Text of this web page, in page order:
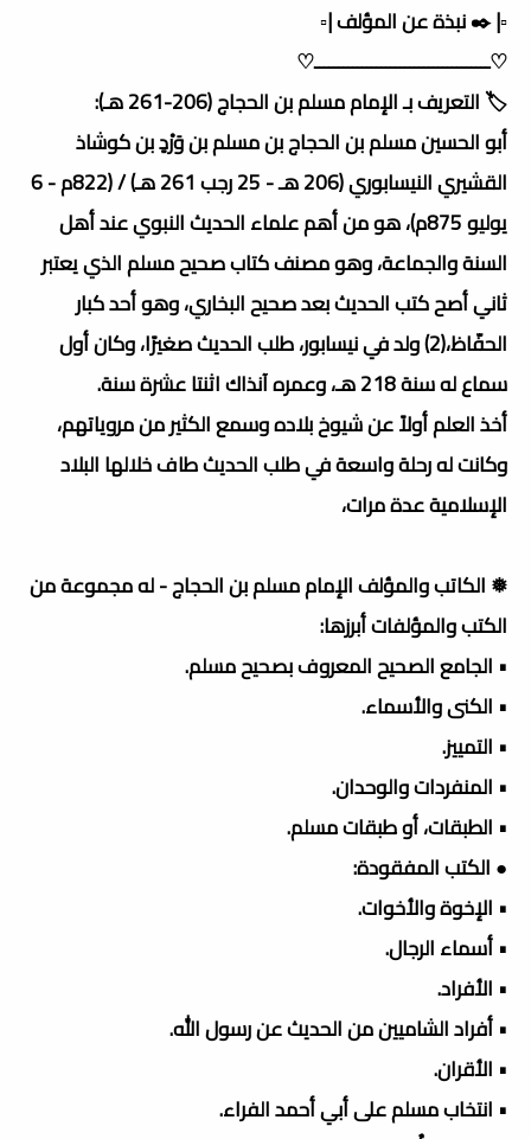
▫️| ✒️ نبذة عن المؤلف |▫️
♡ـــــــــــــــــــــــــــــــــــــ♡
🏷️ التعريف بـ الإمام مسلم بن الحجاج (206-261 هـ):
أبو الحسين مسلم بن الحجاج بن مسلم بن وَرْدٍ بن كوشاذ
القشيري النيسابوري (206 هـ - 25 رجب 261 هـ) / (822م - 6
يوليو 875م)، هو من أهم علماء الحديث النبوي عند أهل
السنة والجماعة، وهو مصنف كتاب صحيح مسلم الذي يعتبر
ثاني أصح كتب الحديث بعد صحيح البخاري، وهو أحد كبار
الحفّاظ،(2) ولد في نيسابور، طلب الحديث صغيرًا، وكان أول
سماع له سنة 218 هـ، وعمره آنذاك اثنتا عشرة سنة.
أخذ العلم أولاً عن شيوخ بلاده وسمع الكثير من مروياتهم،
وكانت له رحلة واسعة في طلب الحديث طاف خلالها البلاد
الإسلامية عدة مرات،
❅ الكاتب والمؤلف الإمام مسلم بن الحجاج - له مجموعة من
الكتب والمؤلفات أبرزها:
• الجامع الصحيح المعروف بصحيح مسلم.
• الكنى والأسماء.
• التمييز.
• المنفردات والوحدان.
• الطبقات، أو طبقات مسلم.
● الكتب المفقودة:
• الإخوة والأخوات.
• أسماء الرجال.
• الأفراد.
• أفراد الشاميين من الحديث عن رسول الله.
• الأقران.
• انتخاب مسلم على أبي أحمد الفراء.